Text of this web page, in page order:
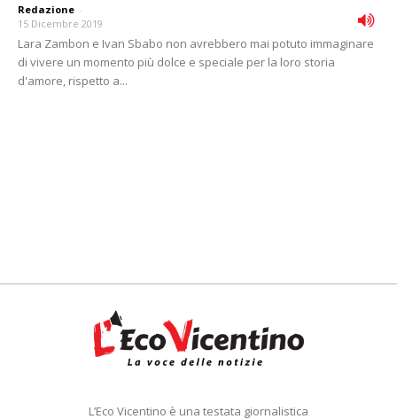
Redazione -
15 Dicembre 2019
Lara Zambon e Ivan Sbabo non avrebbero mai potuto immaginare
di vivere un momento più dolce e speciale per la loro storia
d'amore, rispetto a...
L’Eco Vicentino è una testata giornalistica